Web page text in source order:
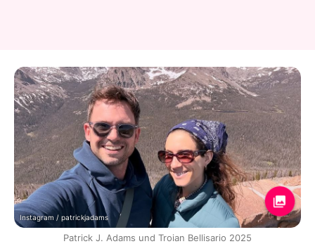
Instagram / patrickjadams
Patrick J. Adams und Troian Bellisario 2025